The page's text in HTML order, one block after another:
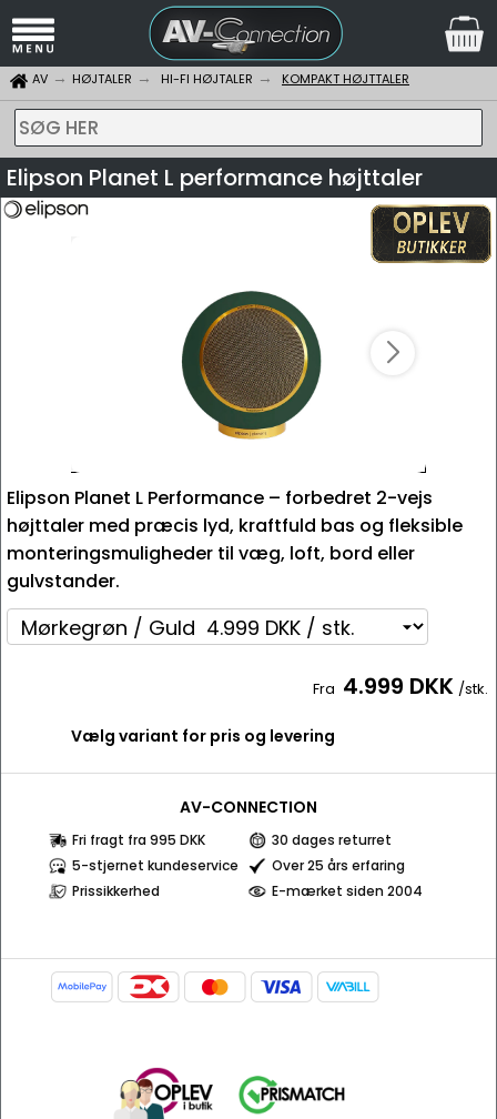
AV HØJTALER HI-FI HØJTALER KOMPAKT HØJTTALER
SØG HER
Elipson Planet L performance højttaler
Elipson Planet L Performance – forbedret 2-vejs
højttaler med præcis lyd, kraftfuld bas og fleksible
monteringsmuligheder til væg, loft, bord eller
gulvstander.
Fra 4.999 DKK /stk.
Vælg variant for pris og levering
AV-CONNECTION
Fri fragt fra 995 DKK
30 dages returret
5-stjernet kundeservice
Over 25 års erfaring
Prissikkerhed
E-mærket siden 2004